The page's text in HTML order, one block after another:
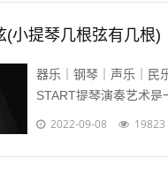
(小提琴几根弦有几根)
器乐｜钢琴｜声乐｜民
START提琴演奏艺术是
术，它的音色轻盈悦耳
2022-09-08 19823